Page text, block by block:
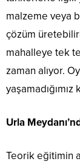
malzeme veya
çözüm
mahalleye tek
zaman alıyor.
yaşamadığımız
Urla
Teorik eğitimin